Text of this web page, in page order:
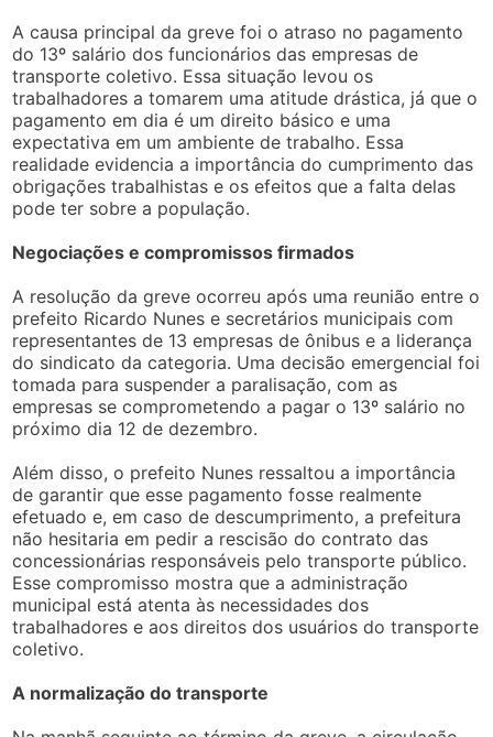
A causa principal da greve foi o atraso no pagamento
do 13º salário dos funcionários das empresas de
transporte coletivo. Essa situação levou os
trabalhadores a tomarem uma atitude drástica, já que o
pagamento em dia é um direito básico e uma
expectativa em um ambiente de trabalho. Essa
realidade evidencia a importância do cumprimento das
obrigações trabalhistas e os efeitos que a falta delas
pode ter sobre a população.
Negociações e compromissos firmados
A resolução da greve ocorreu após uma reunião entre o
prefeito Ricardo Nunes e secretários municipais com
representantes de 13 empresas de ônibus e a liderança
do sindicato da categoria. Uma decisão emergencial foi
tomada para suspender a paralisação, com as
empresas se comprometendo a pagar o 13º salário no
próximo dia 12 de dezembro.
Além disso, o prefeito Nunes ressaltou a importância
de garantir que esse pagamento fosse realmente
efetuado e, em caso de descumprimento, a prefeitura
não hesitaria em pedir a rescisão do contrato das
concessionárias responsáveis pelo transporte público.
Esse compromisso mostra que a administração
municipal está atenta às necessidades dos
trabalhadores e aos direitos dos usuários do transporte
coletivo.
A normalização do transporte